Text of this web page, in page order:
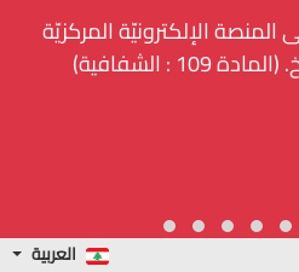
الإلكترونيّة المركزيّة
: الشفافية)
العربية